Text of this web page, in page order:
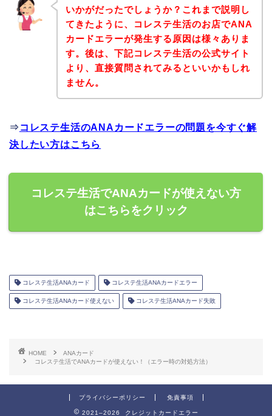
いかがだったでしょうか？これまで説明し
てきたように、コレステ生活のお店でANA
カードエラーが発生する原因は様々ありま
す。後は、下記コレステ生活の公式サイト
より、直接質問されてみるといいかもしれ
ません。
⇒ コレステ生活のANAカードエラーの問題を今すぐ解
決したい方はこちら
コレステ生活でANAカードが使えない方
はこちらをクリック
コレステ生活ANAカード コレステ生活ANAカードエラー
コレステ生活ANAカード使えない コレステ生活ANAカード失敗
HOME
ANAカード
コレステ生活でANAカードが使えない！（エラー時の対処方法）
プライバシーポリシー 免責事項
2021–2026 クレジットカードエラー